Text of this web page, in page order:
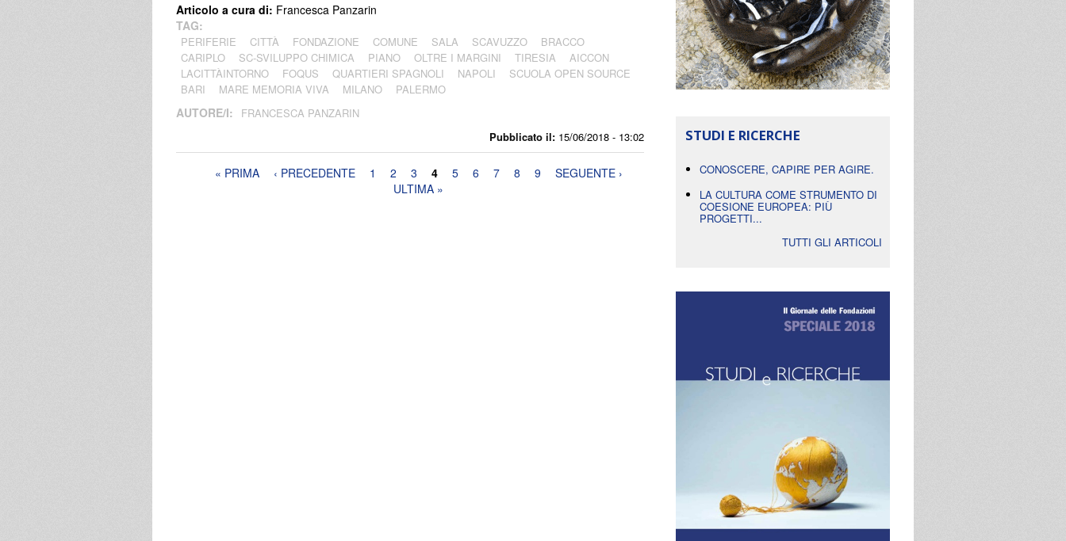
Pubblicato il: 15/06/2018 - 13:02
Articolo a cura di: Francesca Panzarin
TAG:
PERIFERIE CITTÀ FONDAZIONE COMUNE SALA SCAVUZZO
BRACCO
CARIPLO
SC-SVILUPPO CHIMICA PIANO OLTRE I MARGINI TIRESIA
AICCON
LACITTÀINTORNO
FOQUS QUARTIERI SPAGNOLI NAPOLI
SCUOLA OPEN SOURCE
BARI
MARE MEMORIA VIVA MILANO PALERMO
AUTORE/I: FRANCESCA PANZARIN
Pagine« PRIMA ‹ PRECEDENTE 1 2 3 4 5 6 7 8 9
SEGUENTE ›
ULTIMA »
STUDI E RICERCHE
CONOSCERE, CAPIRE PER AGIRE.
LA CULTURA COME STRUMENTO DI
COESIONE EUROPEA: PIÙ
PROGETTI...
TUTTI GLI ARTICOLI